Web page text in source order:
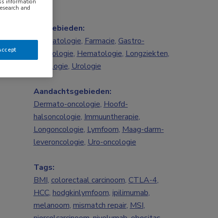
Vakgebieden:
Dermatologie, Farmacie, Gastro-
enterologie, Hematologie, Longziekten,
Oncologie, Urologie
Aandachtsgebieden:
Dermato-oncologie, Hoofd-
halsoncologie, Immuuntherapie,
Longoncologie, Lymfoom, Maag-darm-
leveroncologie, Uro-oncologie
Tags:
BMI, colorectaal carcinoom, CTLA-4,
HCC, hodgkinlymfoom, ipilimumab,
melanoom, mismatch repair, MSI,
and